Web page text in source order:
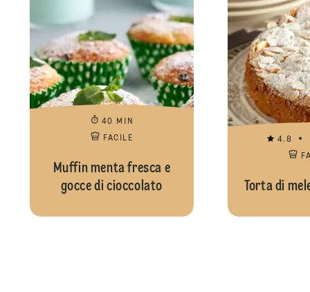
40 MIN
FACILE
Muffin menta fresca e
gocce di cioccolato
4.8
Torta di